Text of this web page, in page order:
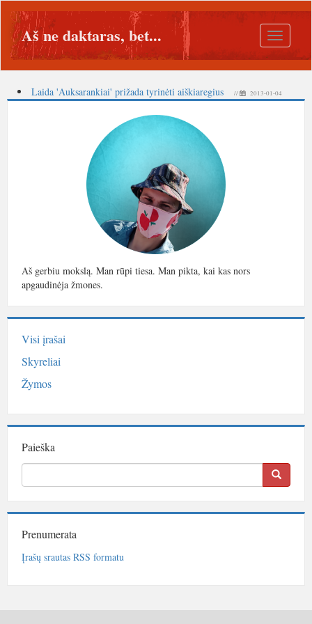
Toggle
Aš ne daktaras, bet...
Laida 'Auksarankiai' prižada tyrinėti aiškiaregius // 2013-01-04
Aš gerbiu mokslą. Man rūpi tiesa. Man pikta, kai kas nors
apgaudinėja žmones.
Visi įrašai
Skyreliai
Žymos
Paieška
Prenumerata
Įrašų srautas RSS formatu